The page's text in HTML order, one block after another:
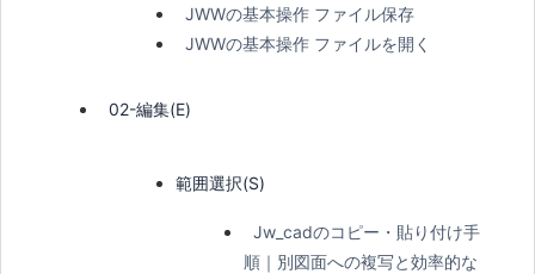
JWWの基本操作 ファイル保存
JWWの基本操作 ファイルを開く
02-編集(E)
範囲選択(S)
Jw_cadのコピー・貼り付け手
順｜別図面への複写と効率的な